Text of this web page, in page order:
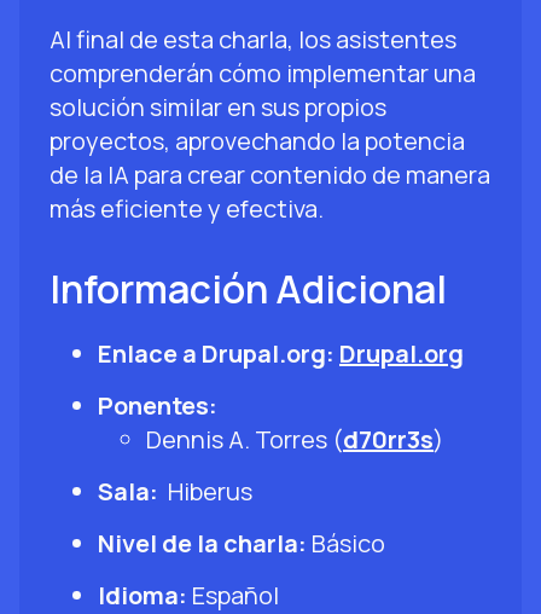
Al final de esta charla, los asistentes
comprenderán cómo implementar una
solución similar en sus propios
proyectos, aprovechando la potencia
de la IA para crear contenido de manera
más eficiente y efectiva.
Información Adicional
Enlace a Drupal.org: Drupal.org
Ponentes:
Dennis A. Torres (d70rr3s)
Sala: Hiberus
Nivel de la charla: Básico
Idioma: Español